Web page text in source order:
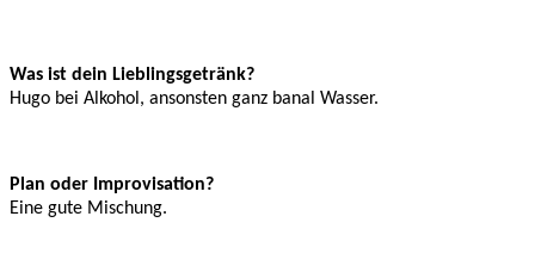
Was ist dein Lieblingsgetränk?
Hugo bei Alkohol, ansonsten ganz banal Wasser.
Plan oder Improvisation?
Eine gute Mischung.